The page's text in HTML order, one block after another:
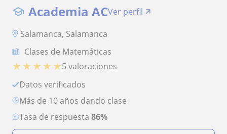
Academia ACVer perfil
Salamanca, Salamanca
Clases de Matemáticas
★ ★ ★ ★ ★5 valoraciones
Datos verificados
más de 10 años dando clase
Tasa de respuesta 86%